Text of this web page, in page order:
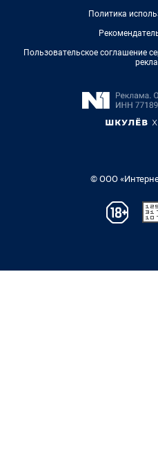
Политика
Пользовательское соглашение
© ООО